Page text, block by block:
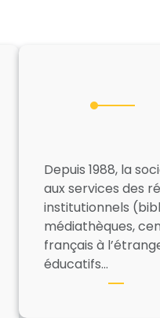
Depuis 1988, la
aux services des
institutionnels
médiathèques,
français à
éducatifs…